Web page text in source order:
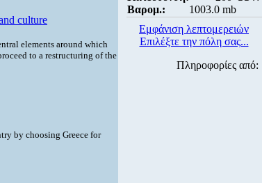
culture
elements around which
to a restructuring of the
by choosing Greece for
Βαρομ.:
1003.0 mb
Εμφάνιση λεπτομερειών
Επιλέξτε την πόλη σας...
Πληροφορίες από: